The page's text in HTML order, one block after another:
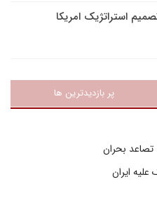
استراتژیک امریکا
پر بازدیدترین ها
تصاعد بحران
علیه ایران